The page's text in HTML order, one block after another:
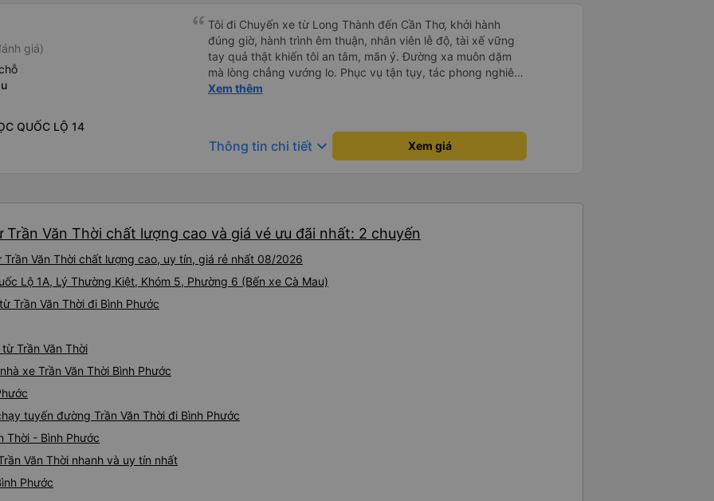
giá)
QUỐC LỘ 14
Tôi đi Chuyến xe từ Long Thành đến Cần Thơ, khởi hành
đúng giờ, hành trình êm thuận, nhân viên lễ độ, tài xế vững
tay quả thật khiến tôi an tâm, mãn ý. Đường xa muôn dặm
mà lòng chẳng vướng lo. Phục vụ tận tụy, tác phong nghiêm
cẩn, hiếm thấy giữa thời buổi kim tiền vội vã. Xã hội loạn đạo.
Xem thêm
Thông tin chi tiết keyboard_arrow_down Xem giá
Văn Thời chất lượng cao và giá vé ưu đãi nhất: 2 chuyến
Văn Thời chất lượng cao, uy tín, giá rẻ nhất 08/2026
Lộ 1A, Lý Thường Kiệt, Khóm 5, Phường 6 (Bến xe Cà Mau)
Trần Văn Thời đi Bình Phước
Trần Văn Thời
xe Trần Văn Thời Bình Phước
tuyến đường Trần Văn Thời đi Bình Phước
Thời - Bình Phước
Văn Thời nhanh và uy tín nhất
Phước